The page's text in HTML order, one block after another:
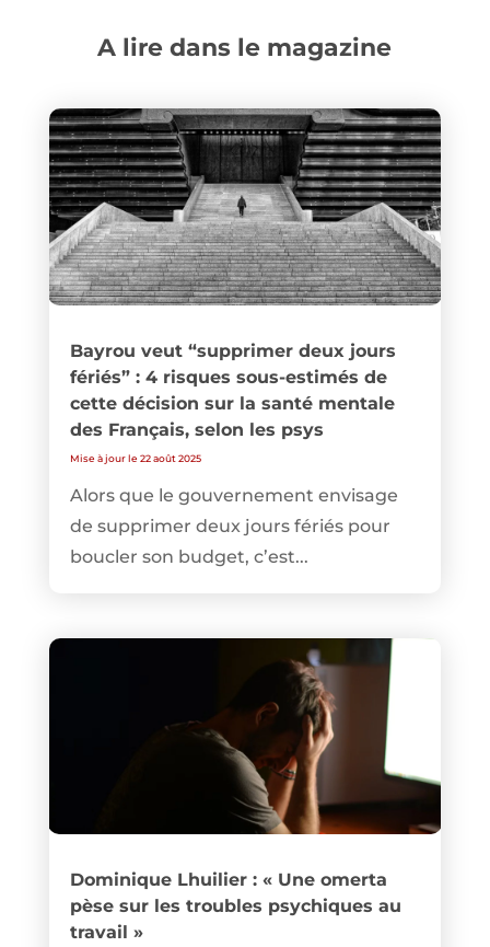
A lire dans le magazine
Bayrou veut “supprimer deux jours
fériés” : 4 risques sous-estimés de
cette décision sur la santé mentale
des Français, selon les psys
Mise à jour le 22 août 2025
Alors que le gouvernement envisage
de supprimer deux jours fériés pour
boucler son budget, c’est...
Dominique Lhuilier : « Une omerta
pèse sur les troubles psychiques au
travail »